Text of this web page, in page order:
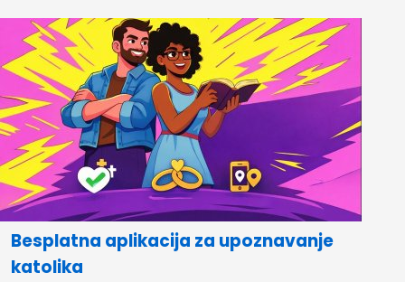
Besplatna aplikacija za upoznavanje
katolika